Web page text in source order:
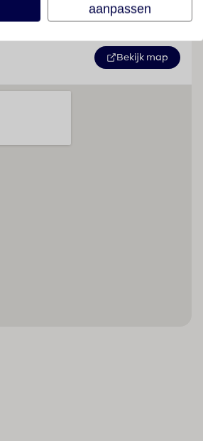
Bekijk map
aanpassen